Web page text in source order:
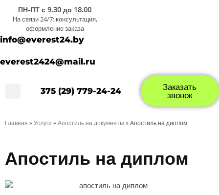
ПН-ПТ с 9.30 до 18.00
На связи 24/7: консультация,
оформление заказа
info@everest24.by
everest2424@mail.ru
375 (29) 779-24-24 Заказать
звонок
Главная »Услуги »Апостиль на документы »Апостиль на диплом
Апостиль на диплом